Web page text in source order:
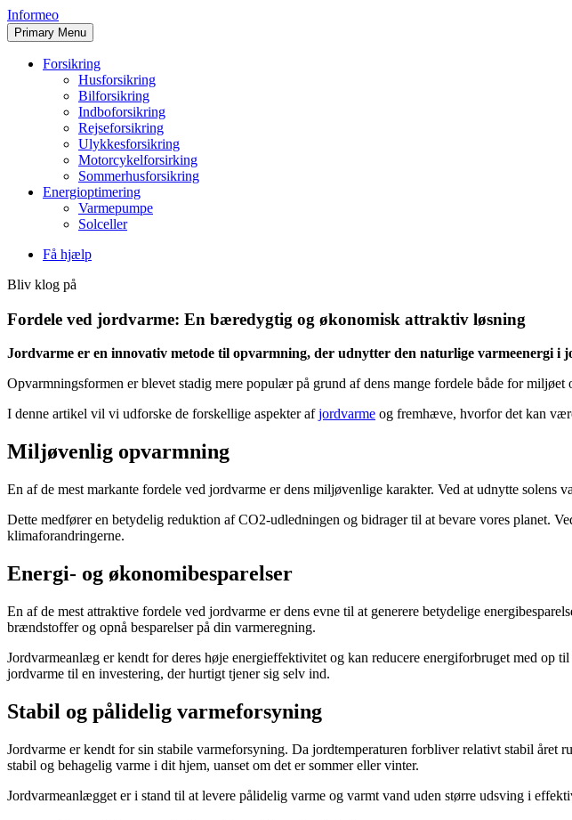
Skip
to
content
Informeo
Primary Menu
Forsikring
Husforsikring
Bilforsikring
Indboforsikring
Rejseforsikring
Ulykkesforsikring
Motorcykelforsirking
Sommerhusforsikring
Energioptimering
Varmepumpe
Solceller
Få hjælp
Bliv klog på
Fordele ved jordvarme: En bæredygtig og økonomisk attraktiv løsning
Jordvarme er en innovativ metode til opvarmning, der udnytter den naturlige varmeenergi i
Opvarmningsformen er blevet stadig mere populær på grund af dens mange fordele både for miljøet
I denne artikel vil vi udforske de forskellige aspekter afjordvarme og fremhæve, hvorfor det kan
Miljøvenlig opvarmning
En af de mest markante fordele ved jordvarme er dens miljøvenlige karakter. Ved at udnytte
Dette medfører en betydelig reduktion af CO2-udledningen og bidrager til at bevare vores planet.
klimaforandringerne.
Energi- og økonomibesparelser
En af de mest attraktive fordele ved jordvarme er dens evne til at generere betydelige
brændstoffer og opnå besparelser på din varmeregning.
Jordvarmeanlæg er kendt for deres høje energieffektivitet og kan reducere energiforbruget med op
jordvarme til en investering, der hurtigt tjener sig selv ind.
Stabil og pålidelig varmeforsyning
Jordvarme er kendt for sin stabile varmeforsyning. Da jordtemperaturen forbliver relativt stabil
stabil og behagelig varme i dit hjem, uanset om det er sommer eller vinter.
Jordvarmeanlægget er i stand til at levere pålidelig varme og varmt vand uden større udsving i